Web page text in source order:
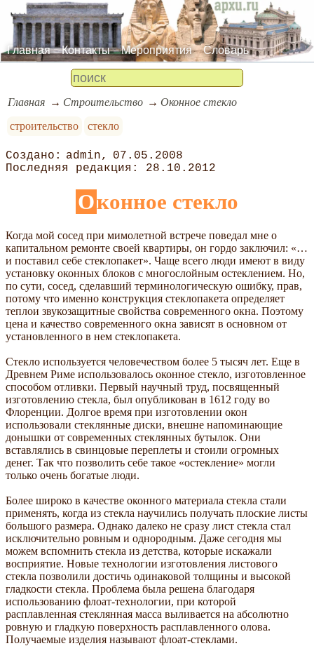
Главная Контакты Мероприятия Словарь
Главная Строительство
Оконное стекло
строительство
стекло
admin
07.05.2008
28.10.2012
Оконное стекло
Когда мой сосед при мимолетной встрече поведал мне о
капитальном ремонте своей квартиры, он гордо заключил: «…
и поставил себе стеклопакет». Чаще всего люди имеют в виду
установку оконных блоков с многослойным остеклением. Но,
по сути, сосед, сделавший терминологическую ошибку, прав,
потому что именно конструкция стеклопакета определяет
теплои звукозащитные свойства современного окна. Поэтому
цена и качество современного окна зависят в основном от
установленного в нем стеклопакета.
Стекло используется человечеством более 5 тысяч лет. Еще в
Древнем Риме использовалось оконное стекло, изготовленное
способом отливки. Первый научный труд, посвященный
изготовлению стекла, был опубликован в 1612 году во
Флоренции. Долгое время при изготовлении окон
использовали стеклянные диски, внешне напоминающие
донышки от современных стеклянных бутылок. Они
вставлялись в свинцовые переплеты и стоили огромных
денег. Так что позволить себе такое «остекление» могли
только очень богатые люди.
Более широко в качестве оконного материала стекла стали
применять, когда из стекла научились получать плоские листы
большого размера. Однако далеко не сразу лист стекла стал
исключительно ровным и однородным. Даже сегодня мы
можем вспомнить стекла из детства, которые искажали
восприятие. Новые технологии изготовления листового
стекла позволили достичь одинаковой толщины и высокой
гладкости стекла. Проблема была решена благодаря
использованию флоат-технологии, при которой
расплавленная стеклянная масса выливается на абсолютно
ровную и гладкую поверхность расплавленного олова.
Получаемые изделия называют флоат-стеклами.